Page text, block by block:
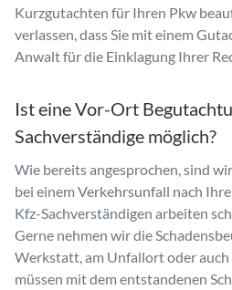
Kurzgutachten für Ihren Pkw
verlassen, dass Sie mit einem
Anwalt für die Einklagung Ihrer
Ist eine Vor-Ort
Sachverständige möglich?
Wie bereits angesprochen, sind
bei einem Verkehrsunfall nach
Kfz-Sachverständigen arbeiten
Gerne nehmen wir die
Werkstatt, am Unfallort oder auch
müssen mit dem entstandenen